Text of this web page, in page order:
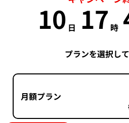
10 日 17 時
プランを選択し
月額プラン